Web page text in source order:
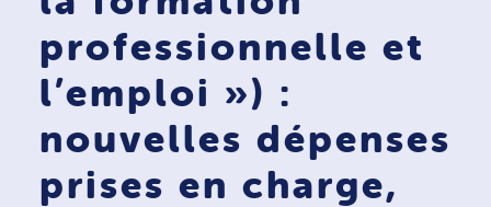
professionnelle et
l’emploi ») :
nouvelles dépenses
prises en charge,